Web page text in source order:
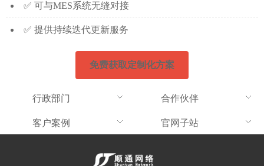
✅ 可与MES系统无缝对接
✅ 提供持续迭代更新服务
免费获取定制化方案
行政部门
合作伙伴
客户案例
官网子站